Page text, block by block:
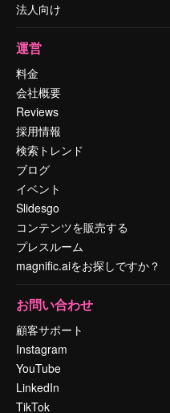
法人向け
運営
料金
会社概要
Reviews
採用情報
検索トレンド
ブログ
イベント
Slidesgo
コンテンツを販売する
プレスルーム
magnific.aiをお探しですか？
お問い合わせ
顧客サポート
Instagram
YouTube
LinkedIn
TikTok